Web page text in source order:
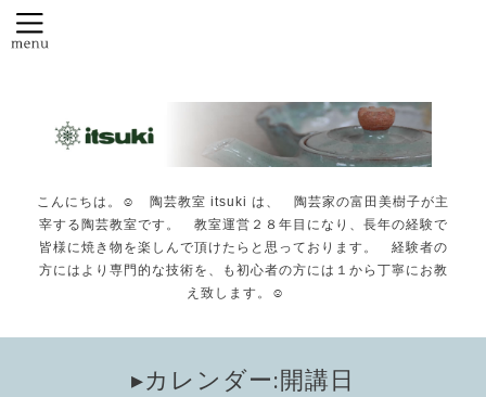
こんにちは。☺️ 陶芸教室 itsuki は、 陶芸家の富田美樹子が主
宰する陶芸教室です。 教室運営２８年目になり、長年の経験で
皆様に焼き物を楽しんで頂けたらと思っております。 経験者の
方にはより専門的な技術を、も初心者の方には１から丁寧にお教
え致します。☺️
▸カレンダー:開講日